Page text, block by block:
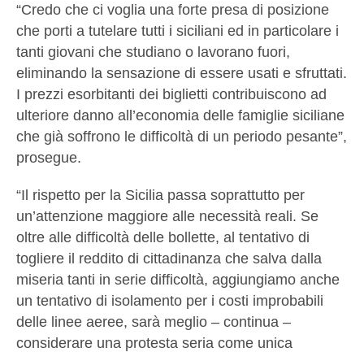
“Credo che ci voglia una forte presa di posizione
che porti a tutelare tutti i siciliani ed in particolare i
tanti giovani che studiano o lavorano fuori,
eliminando la sensazione di essere usati e sfruttati.
I prezzi esorbitanti dei biglietti contribuiscono ad
ulteriore danno all’economia delle famiglie siciliane
che già soffrono le difficoltà di un periodo pesante”,
prosegue.
“Il rispetto per la Sicilia passa soprattutto per
un’attenzione maggiore alle necessità reali. Se
oltre alle difficoltà delle bollette, al tentativo di
togliere il reddito di cittadinanza che salva dalla
miseria tanti in serie difficoltà, aggiungiamo anche
un tentativo di isolamento per i costi improbabili
delle linee aeree, sarà meglio – continua –
considerare una protesta seria come unica